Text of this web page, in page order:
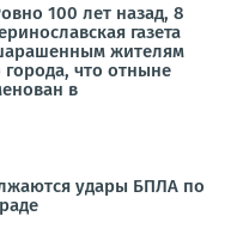
100 лет назад, 8
газета
жителям
города, что отныне
в
удары БПЛА по